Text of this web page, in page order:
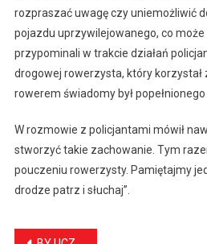
rozpraszać uwagę czy uniemożliwić
pojazdu uprzywilejowanego, co
przypominali w trakcie działań
drogowej rowerzysta, który
rowerem świadomy był
W rozmowie z policjantami mówił
stworzyć takie zachowanie. Tym
pouczeniu rowerzysty. Pamiętajmy
drodze patrz i słuchaj”.